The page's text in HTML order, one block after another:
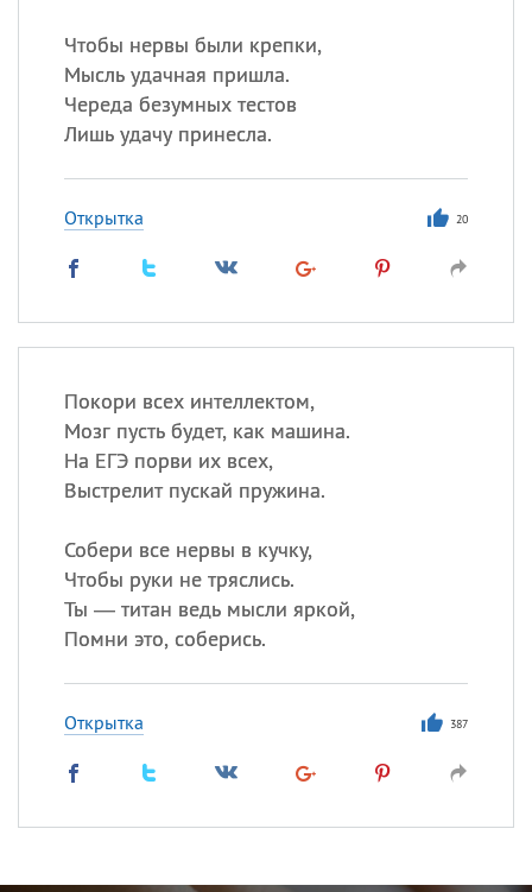
Чтобы нервы были крепки,
Мысль удачная пришла.
Череда безумных тестов
Лишь удачу принесла.
Открытка 20
Покори всех интеллектом,
Мозг пусть будет, как машина.
На ЕГЭ порви их всех,
Выстрелит пускай пружина.
Собери все нервы в кучку,
Чтобы руки не тряслись.
Ты — титан ведь мысли яркой,
Помни это, соберись.
Открытка 387